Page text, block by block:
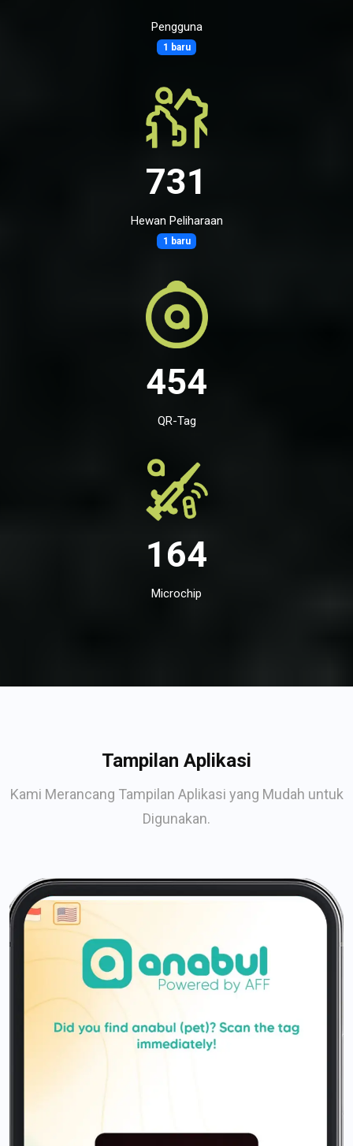
Pengguna
1 baru
731
Hewan Peliharaan
1 baru
454
QR-Tag
164
Microchip
Tampilan Aplikasi
Kami Merancang Tampilan Aplikasi yang Mudah untuk
Digunakan.